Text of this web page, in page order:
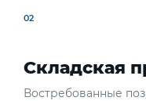
02
Складская
Востребованные